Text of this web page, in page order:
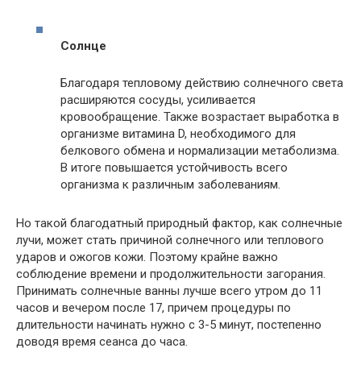
Солнце
Благодаря тепловому действию солнечного света
расширяются сосуды, усиливается
кровообращение. Также возрастает выработка в
организме витамина D, необходимого для
белкового обмена и нормализации метаболизма.
В итоге повышается устойчивость всего
организма к различным заболеваниям.
Но такой благодатный природный фактор, как солнечные
лучи, может стать причиной солнечного или теплового
ударов и ожогов кожи. Поэтому крайне важно
соблюдение времени и продолжительности загорания.
Принимать солнечные ванны лучше всего утром до 11
часов и вечером после 17, причем процедуры по
длительности начинать нужно с 3-5 минут, постепенно
доводя время сеанса до часа.